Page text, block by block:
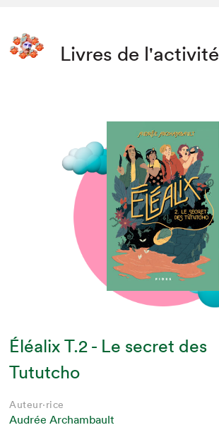
Livres de l'activité
Éléalix T.2 - Le secret des
Tututcho
Auteur·rice
Audrée Archambault